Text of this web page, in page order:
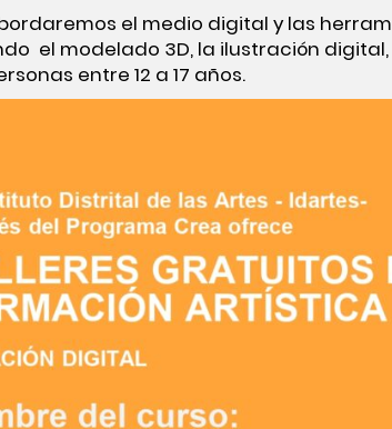
el medio digital y las
el modelado 3D, la ilustración
entre 12 a 17 años.